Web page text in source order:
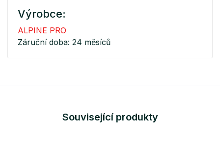
Výrobce:
ALPINE PRO
Záruční doba: 24 měsíců
Související produkty